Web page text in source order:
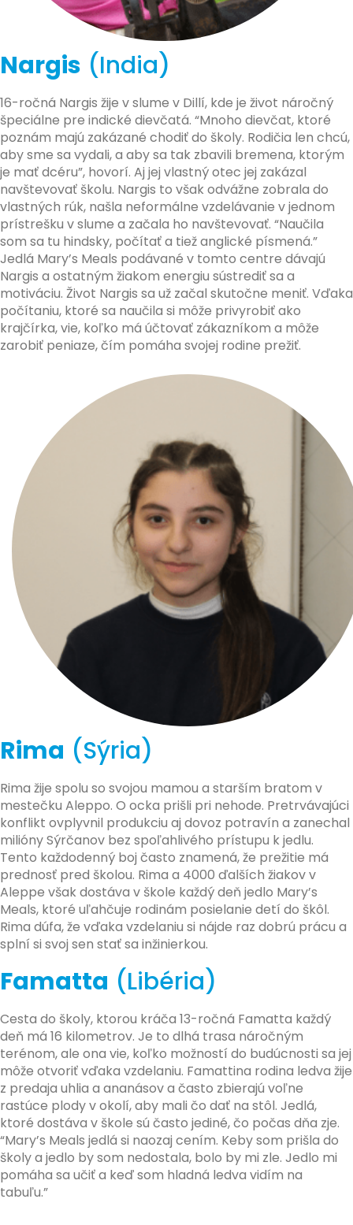
Nargis (India)
16-ročná Nargis žije v slume v Dillí, kde je život náročný
špeciálne pre indické dievčatá. “Mnoho dievčat, ktoré
poznám majú zakázané chodiť do školy. Rodičia len chcú,
aby sme sa vydali, a aby sa tak zbavili bremena, ktorým
je mať dcéru”, hovorí. Aj jej vlastný otec jej zakázal
navštevovať školu. Nargis to však odvážne zobrala do
vlastných rúk, našla neformálne vzdelávanie v jednom
prístrešku v slume a začala ho navštevovať. “Naučila
som sa tu hindsky, počítať a tiež anglické písmená.”
Jedlá Mary’s Meals podávané v tomto centre dávajú
Nargis a ostatným žiakom energiu sústrediť sa a
motiváciu. Život Nargis sa už začal skutočne meniť. Vďaka
počítaniu, ktoré sa naučila si môže privyrobiť ako
krajčírka, vie, koľko má účtovať zákazníkom a môže
zarobiť peniaze, čím pomáha svojej rodine prežiť.
Rima (Sýria)
Rima žije spolu so svojou mamou a starším bratom v
mestečku Aleppo. O ocka prišli pri nehode. Pretrvávajúci
konflikt ovplyvnil produkciu aj dovoz potravín a zanechal
milióny Sýrčanov bez spoľahlivého prístupu k jedlu.
Tento každodenný boj často znamená, že prežitie má
prednosť pred školou. Rima a 4000 ďalších žiakov v
Aleppe však dostáva v škole každý deň jedlo Mary’s
Meals, ktoré uľahčuje rodinám posielanie detí do škôl.
Rima dúfa, že vďaka vzdelaniu si nájde raz dobrú prácu a
splní si svoj sen stať sa inžinierkou.
Famatta (Libéria)
Cesta do školy, ktorou kráča 13-ročná Famatta každý
deň má 16 kilometrov. Je to dlhá trasa náročným
terénom, ale ona vie, koľko možností do budúcnosti sa jej
môže otvoriť vďaka vzdelaniu. Famattina rodina ledva žije
z predaja uhlia a ananásov a často zbierajú voľne
rastúce plody v okolí, aby mali čo dať na stôl. Jedlá,
ktoré dostáva v škole sú často jediné, čo počas dňa zje.
“Mary’s Meals jedlá si naozaj cením. Keby som prišla do
školy a jedlo by som nedostala, bolo by mi zle. Jedlo mi
pomáha sa učiť a keď som hladná ledva vidím na
tabuľu.”